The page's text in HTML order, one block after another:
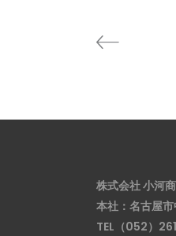
株式会社 小河
本社：名古屋
TEL（052）